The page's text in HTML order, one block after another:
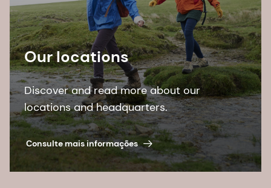
Our locations
Discover and read more about our
locations and headquarters.
Consulte mais informações